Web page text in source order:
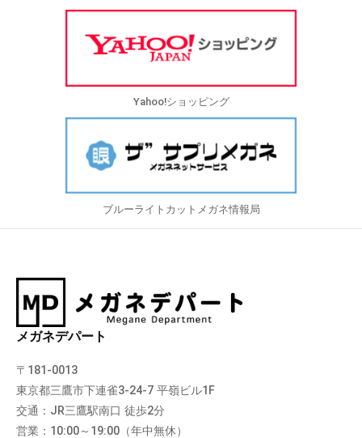
Yahoo!ショッピング
ブルーライトカットメガネ情報局
メガネデパート
〒181-0013
東京都三鷹市下連雀3-24-7 平嶺ビル1F
交通：JR三鷹駅南口 徒歩2分
営業：10:00～19:00（年中無休）